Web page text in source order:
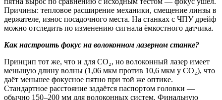
Причины: тепловое расширение механики, смещение линзы в
держателе, износ посадочного места. На станках с ЧПУ дрейф
можно отследить по изменению сигнала ёмкостного датчика.
Как настроить фокус на волоконном лазерном станке?
Принцип тот же, что и для CO₂, но волоконный лазер имеет
меньшую длину волны (1,06 мкм против 10,6 мкм у CO₂), что
даёт меньшее фокусное пятно при той же оптике.
Стандартное расстояние задаётся паспортом головки —
обычно 150–200 мм для волоконных систем. Финальную